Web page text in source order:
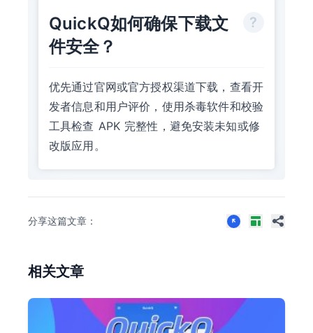
QuickQ如何确保下载文
件安全？
优先通过官网或官方授权渠道下载，查看开
发者信息和用户评价，使用杀毒软件和校验
工具检查 APK 完整性，避免安装未知或修
改版应用。
分享这篇文章：
相关文章